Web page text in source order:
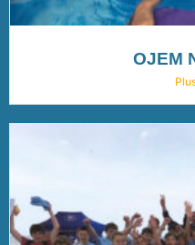
OJEM